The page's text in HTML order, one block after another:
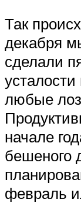
Так
декабря
сделали
любые
начале
бешеного
февраль